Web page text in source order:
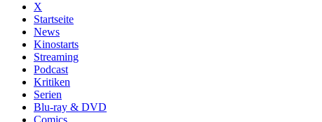
X
Startseite
News
Kinostarts
Streaming
Podcast
Kritiken
Serien
Blu-ray & DVD
Comics